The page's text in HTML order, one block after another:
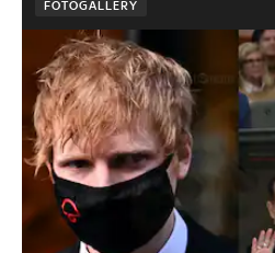
FOTOGALLERY